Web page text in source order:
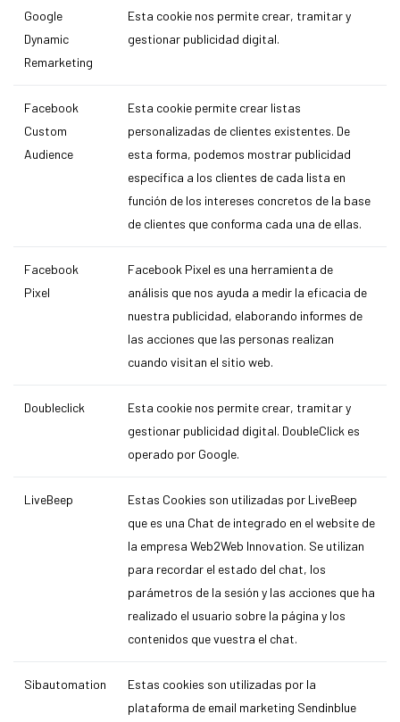
Google
Dynamic
Remarketing
Esta cookie nos permite crear, tramitar y
gestionar publicidad digital.
Facebook
Custom
Audience
Esta cookie permite crear listas
personalizadas de clientes existentes. De
esta forma, podemos mostrar publicidad
específica a los clientes de cada lista en
función de los intereses concretos de la base
de clientes que conforma cada una de ellas.
Facebook
Pixel
Facebook Pixel es una herramienta de
análisis que nos ayuda a medir la eficacia de
nuestra publicidad, elaborando informes de
las acciones que las personas realizan
cuando visitan el sitio web.
Doubleclick
Esta cookie nos permite crear, tramitar y
gestionar publicidad digital. DoubleClick es
operado por Google.
LiveBeep
Estas Cookies son utilizadas por LiveBeep
que es una Chat de integrado en el website de
la empresa Web2Web Innovation. Se utilizan
para recordar el estado del chat, los
parámetros de la sesión y las acciones que ha
realizado el usuario sobre la página y los
contenidos que vuestra el chat.
Sibautomation
Estas cookies son utilizadas por la
plataforma de email marketing Sendinblue